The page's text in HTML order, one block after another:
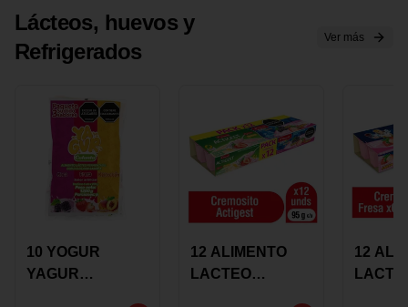
Lácteos, huevos y
Refrigerados
Ver más
10 YOGUR
YAGUR
12 ALIMENTO
LACTEO
12